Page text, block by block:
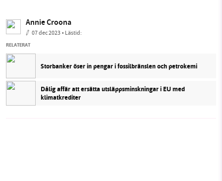
Annie Croona
07 dec 2023• Lästid:
RELATERAT
Storbanker öser in pengar i fossilbränslen och petrokemi
Dålig affär att ersätta utsläppsminskningar i EU med
klimatkrediter